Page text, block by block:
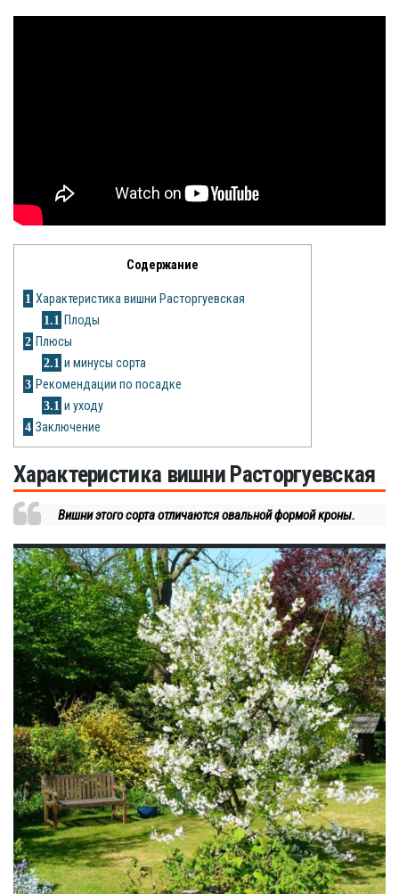
Помидоры
Петуния
Рецепты
Содержание
1 Характеристика вишни Расторгуевская
1.1 Плоды
2 Плюсы
2.1 и минусы сорта
3 Рекомендации по посадке
3.1 и уходу
4 Заключение
Характеристика вишни Расторгуевская
Вишни этого сорта отличаются овальной формой кроны.